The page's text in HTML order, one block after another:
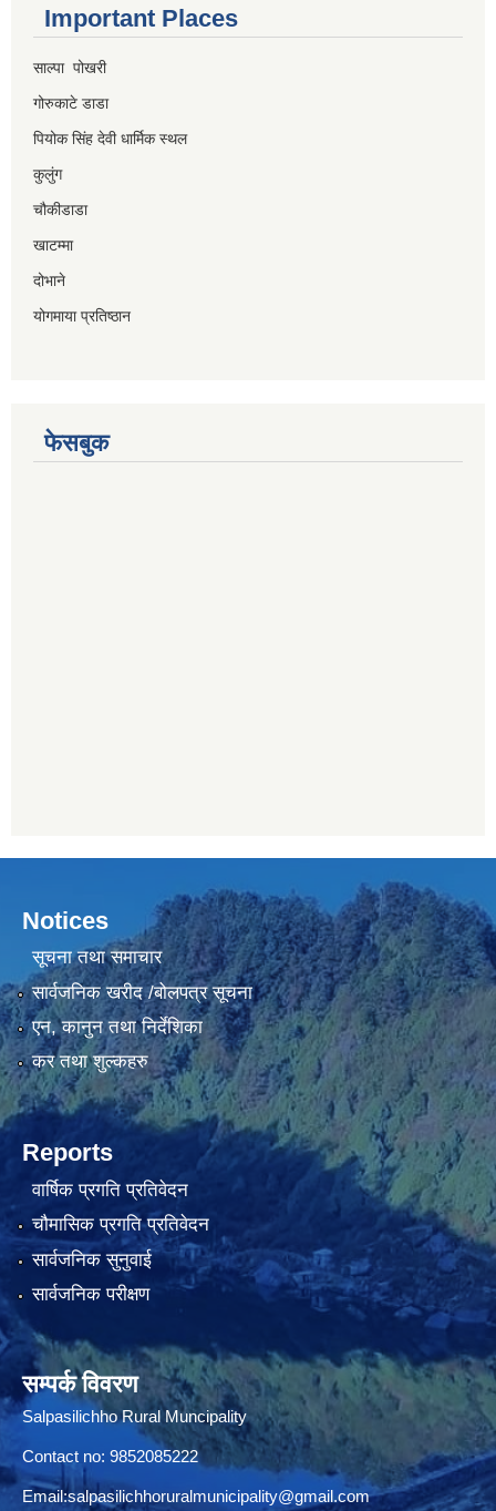
Important Places
साल्पा पोखरी
गोरुकाटे डाडा
पियोक सिंह देवी धार्मिक स्थल
कुलुंग
चौकीडाडा
खाटम्मा
दोभाने
योगमाया प्रतिष्ठान
फेसबुक
Notices
सूचना तथा समाचार
सार्वजनिक खरीद /बोलपत्र सूचना
एन, कानुन तथा निर्देशिका
कर तथा शुल्कहरु
Reports
वार्षिक प्रगति प्रतिवेदन
चौमासिक प्रगति प्रतिवेदन
सार्वजनिक सुनुवाई
सार्वजनिक परीक्षण
सम्पर्क विवरण
Salpasilichho Rural Muncipality
Contact no: 9852085222
Email:salpasilichhoruralmunicipality@gmail.com